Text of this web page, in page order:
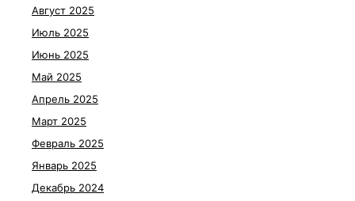
Август 2025
Июль 2025
Июнь 2025
Май 2025
Апрель 2025
Март 2025
Февраль 2025
Январь 2025
Декабрь 2024